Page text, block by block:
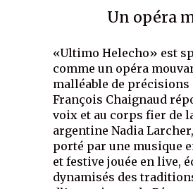
Un opéra
«Ultimo Helecho» est
comme un opéra
malléable de précisions
François Chaignaud
voix et au corps fier de
argentine Nadia
porté par une musique
et festive jouée en live,
dynamisés des